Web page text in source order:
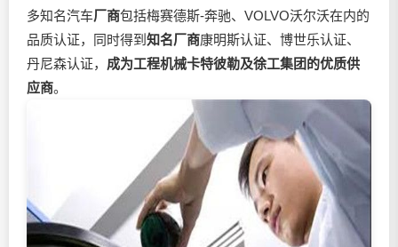
多知名汽车厂商包括梅赛德斯-奔驰、VOLVO沃尔沃在内的
品质认证，同时得到 知名厂商康明斯认证、博世乐认证、
丹尼森认证， 成为工程机械卡特彼勒及徐工集团的优质供
应商。